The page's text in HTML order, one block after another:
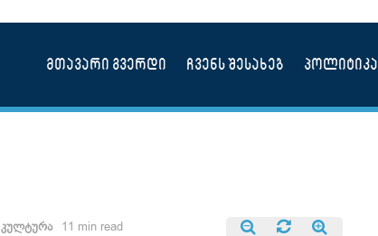
მთავარი გვერდი ჩვენს შესახებ პოლიტიკა
კულტურა 11 min read